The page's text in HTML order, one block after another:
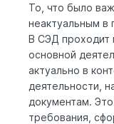
То, что было
неактуальным в
В СЭД проходит
основной
актуально в
деятельности,
документам.
требования,